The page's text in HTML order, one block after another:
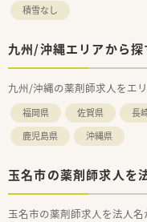
積雪なし
九州/沖縄エリアから探
九州/沖縄の薬剤師求人をエ
福岡県 佐賀県 長
鹿児島県
沖縄県
玉名市の薬剤師求人を
玉名市の薬剤師求人を法人名